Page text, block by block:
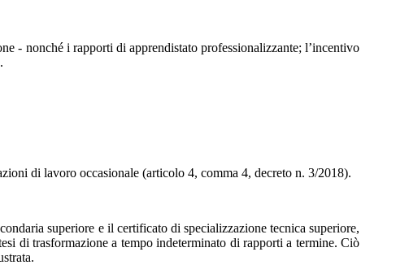
- nonché i rapporti di apprendistato professionalizzante; l’incentivo
di lavoro occasionale (articolo 4, comma 4, decreto n. 3/2018).
superiore e il certificato di specializzazione tecnica superiore,
di trasformazione a tempo indeterminato di rapporti a termine. Ciò